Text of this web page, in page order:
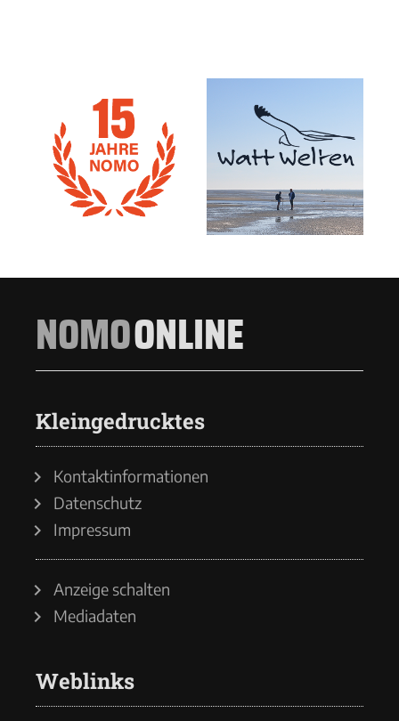
NOMOONLINE
Kleingedrucktes
Kontaktinformationen
Datenschutz
Impressum
Anzeige schalten
Mediadaten
Weblinks